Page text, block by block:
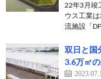
22年3月竣
ウス工業
流施設「
双日と国
3.6万㎡